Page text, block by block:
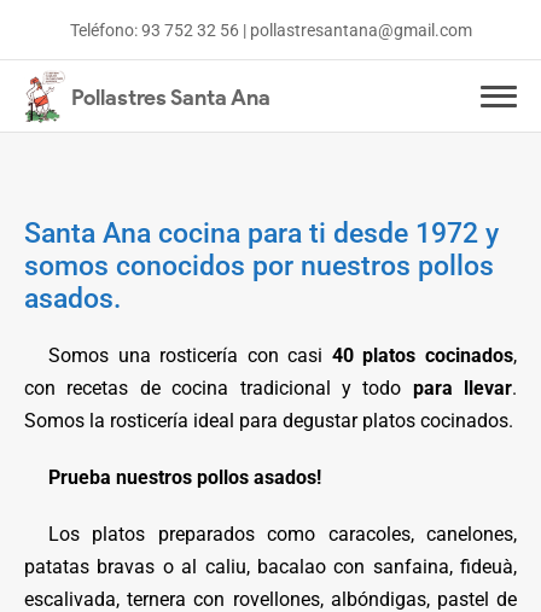
Teléfono:93 752 32 56| pollastresantana@gmail.com
Pollastres Santa Ana
Menús y ofertas
Platos cocinados
Santa Ana cocina para ti desde 1972 y
somos conocidos por nuestros pollos
asados.
Somos una rosticería con casi 40 platos cocinados,
con recetas de cocina tradicional y todo para llevar.
Somos la rosticería ideal para degustar platos cocinados.
Prueba nuestros pollos asados!
Los platos preparados como caracoles, canelones,
patatas bravas o al caliu, bacalao con sanfaina, fideuà,
escalivada, ternera con rovellones, albóndigas, pastel de